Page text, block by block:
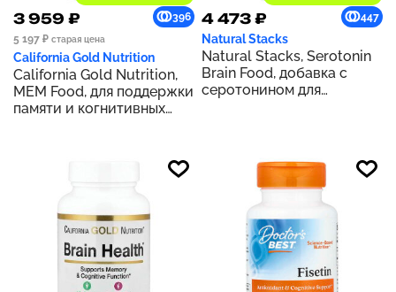
3 959 ₽
396
5 197 ₽ старая цена
California Gold Nutrition
California Gold Nutrition,
MEM Food, для поддержки
памяти и когнитивных
4 473 ₽ 447
Natural Stacks
Natural Stacks, Serotonin
Brain Food, добавка с
серотонином для